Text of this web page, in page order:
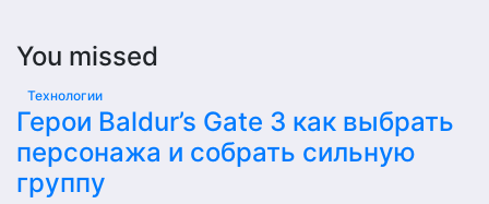
You missed
Технологии
Герои Baldur’s Gate 3 как выбрать
персонажа и собрать сильную
группу